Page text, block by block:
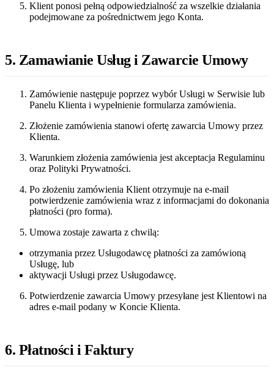
Klient ponosi pełną odpowiedzialność za wszelkie działania
podejmowane za pośrednictwem jego Konta.
5. Zamawianie Usług i Zawarcie Umowy
Zamówienie następuje poprzez wybór Usługi w Serwisie lub
Panelu Klienta i wypełnienie formularza zamówienia.
Złożenie zamówienia stanowi ofertę zawarcia Umowy przez
Klienta.
Warunkiem złożenia zamówienia jest akceptacja Regulaminu
oraz Polityki Prywatności.
Po złożeniu zamówienia Klient otrzymuje na e-mail
potwierdzenie zamówienia wraz z informacjami do dokonania
płatności (pro forma).
Umowa zostaje zawarta z chwilą:
otrzymania przez Usługodawcę płatności za zamówioną
Usługę, lub
aktywacji Usługi przez Usługodawcę.
Potwierdzenie zawarcia Umowy przesyłane jest Klientowi na
adres e-mail podany w Koncie Klienta.
6. Płatności i Faktury